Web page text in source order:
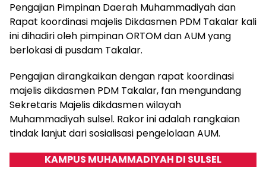
Pengajian Pimpinan Daerah Muhammadiyah dan
Rapat koordinasi majelis Dikdasmen PDM Takalar kali
ini dihadiri oleh pimpinan ORTOM dan AUM yang
berlokasi di pusdam Takalar.
Pengajian dirangkaikan dengan rapat koordinasi
majelis dikdasmen PDM Takalar, fan mengundang
Sekretaris Majelis dikdasmen wilayah
Muhammadiyah sulsel. Rakor ini adalah rangkaian
tindak lanjut dari sosialisasi pengelolaan AUM.
KAMPUS MUHAMMADIYAH DI SULSEL